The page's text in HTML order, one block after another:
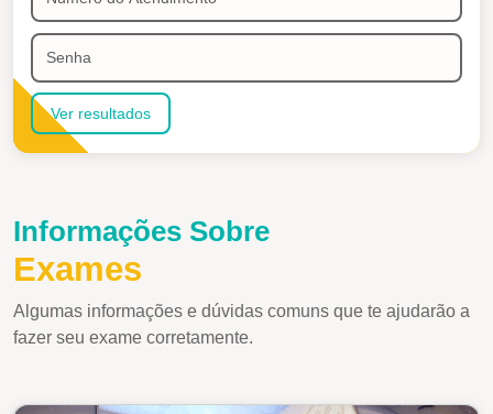
do
Atendimento
Senha
Ver resultados
Informações Sobre
Exames
Algumas informações e dúvidas comuns que te ajudarão a
fazer seu exame corretamente.